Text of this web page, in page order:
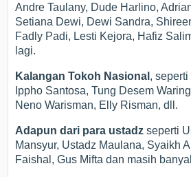
Andre Taulany, Dude Harlino,
Setiana Dewi, Dewi Sandra,
Fadly Padi, Lesti Kejora, Hafiz
lagi.
Kalangan Tokoh Nasional ,
Ippho Santosa, Tung Desem
Neno Warisman, Elly Risman, dll.
Adapun dari para ustadz seperti
Mansyur, Ustadz Maulana, Syaikh
Faishal, Gus Mifta dan masih